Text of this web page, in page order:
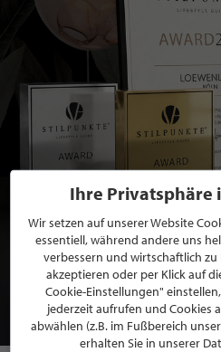
BEWERBEN SIE SICH
MITGLIEDSCHAFT
JETZT GRATIS
Ihre Privatsphäre
Wir setzen auf unserer Website
essentiell, während andere uns
verbessern und wirtschaftlich
akzeptieren oder per Klick auf
Cookie-Einstellungen"
jederzeit aufrufen und Cookies
abwählen (z.B. im Fußbereich
erhalten Sie in unserer